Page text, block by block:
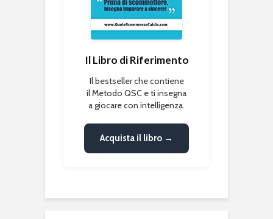
Il Libro di Riferimento
Il bestseller che contiene
il Metodo QSC e ti insegna
a giocare con intelligenza.
Acquista il libro →